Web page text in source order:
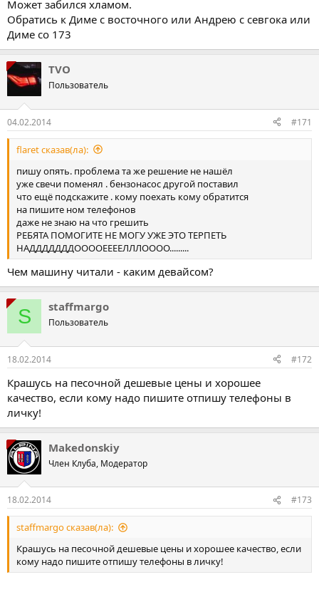
Может забился хламом.
Обратись к Диме с восточного или Андрею с севгока или
Диме со 173
TVO
Пользователь
04.02.2014 #171
flaret сказав(ла):
пишу опять. проблема та же решение не нашёл
уже свечи поменял . бензонасос другой поставил
что ещё подскажите . кому поехать кому обратится
на пишите ном телефонов
даже не знаю на что грешить
РЕБЯТА ПОМОГИТЕ НЕ МОГУ УЖЕ ЭТО ТЕРПЕТЬ
НАДДДДДДДООООЕЕЕЕЛЛЛОООО.........
Чем машину читали - каким девайсом?
S staffmargo
Пользователь
18.02.2014 #172
Крашусь на песочной дешевые цены и хорошее
качество, если кому надо пишите отпишу телефоны в
личку!
Makedonskiy
Член Клуба, Модератор
18.02.2014 #173
staffmargo сказав(ла):
Крашусь на песочной дешевые цены и хорошее качество, если
кому надо пишите отпишу телефоны в личку!